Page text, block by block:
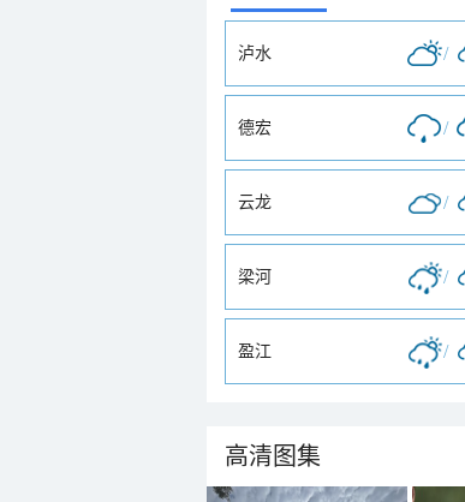
泸水 /
德宏 /
云龙 /
梁河 /
盈江 /
高清图集